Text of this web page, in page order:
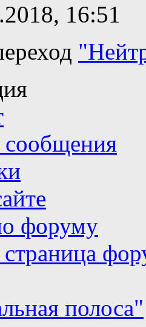
16:51
форуму
страница
полоса"